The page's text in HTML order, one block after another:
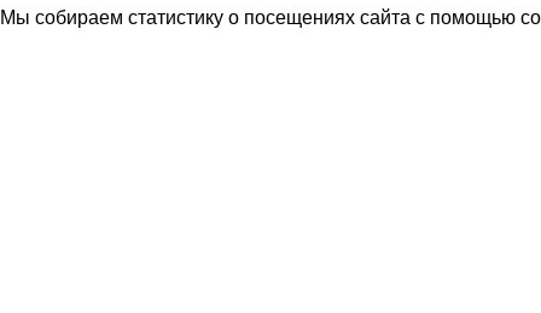
Мы собираем статистику о посещениях сайта с помощью